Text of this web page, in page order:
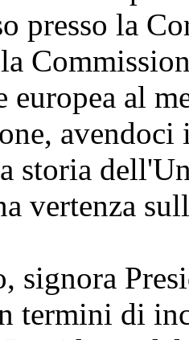
presso la
europea al
storia
vertenza
signora
termini di